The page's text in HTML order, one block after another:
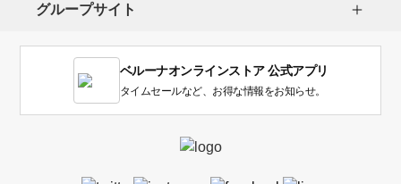
い
グループサイト
ベルーナオンラインストア 公式アプリ
タイムセールなど、お得な情報をお知らせ。